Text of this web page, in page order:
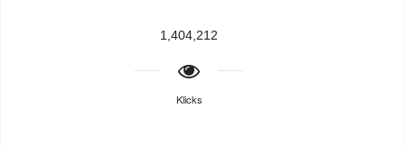
1,404,212
Klicks